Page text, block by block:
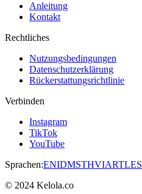
Anleitung
Kontakt
Rechtliches
Nutzungsbedingungen
Datenschutzerklärung
Rückerstattungsrichtlinie
Verbinden
Instagram
TikTok
YouTube
Sprachen:ENIDMSTHVIARTLES
© 2024 Kelola.co